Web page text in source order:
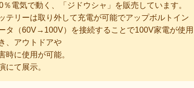
％電気で動く、「ジドウシャ」を販売しています。
テリーは取り外して充電が可能でアップボルトイン
タ（60V→100V）を接続することで100V家電が使用
、アウトドアや
時に使用が可能。
にて展示。